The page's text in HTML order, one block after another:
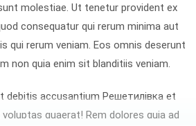
molestiae. Ut tenetur provident ex
consequatur qui rerum minima aut
qui rerum veniam. Eos omnis deserunt
non quia enim sit blanditiis veniam.
debitis accusantium Решетилівка et
quaerat! Rem dolores quia ad